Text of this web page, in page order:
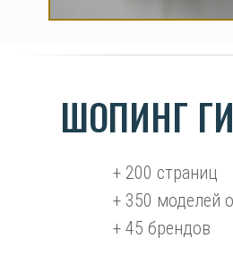
ШОПИНГ
+ 200 страниц
+ 350 моделей
+ 45 брендов